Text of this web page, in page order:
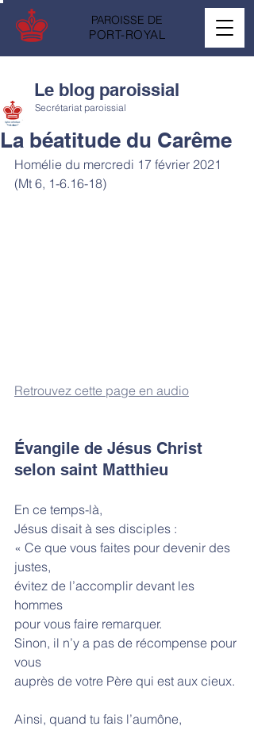
PAROISSE DE
PORT-ROYAL
La béatitude du Carême
Secrétariat paroissial
Homélie du mercredi 17 février 2021
(Mt 6, 1-6.16-18)
Retrouvez cette page en audio
Évangile de Jésus Christ
selon saint Matthieu
En ce temps-là,
Jésus disait à ses disciples :
« Ce que vous faites pour devenir des
justes,
évitez de l’accomplir devant les
hommes
pour vous faire remarquer.
Sinon, il n’y a pas de récompense pour
vous
auprès de votre Père qui est aux cieux.
Ainsi, quand tu fais l’aumône,
Le blog paroissial